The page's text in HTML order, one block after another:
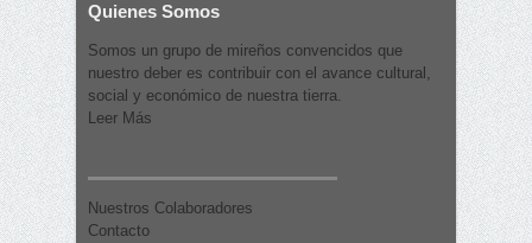
Quienes Somos
Somos un grupo de mireños convencidos que
nuestro deber es contribuir con el avance cultural,
social y económico de nuestra tierra.
Leer Más
Nuestros Colaboradores
Contacto